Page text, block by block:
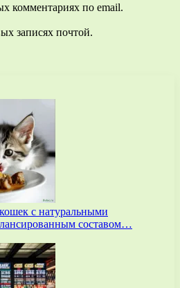
комментариях по email.
записях почтой.
с натуральными
составом…